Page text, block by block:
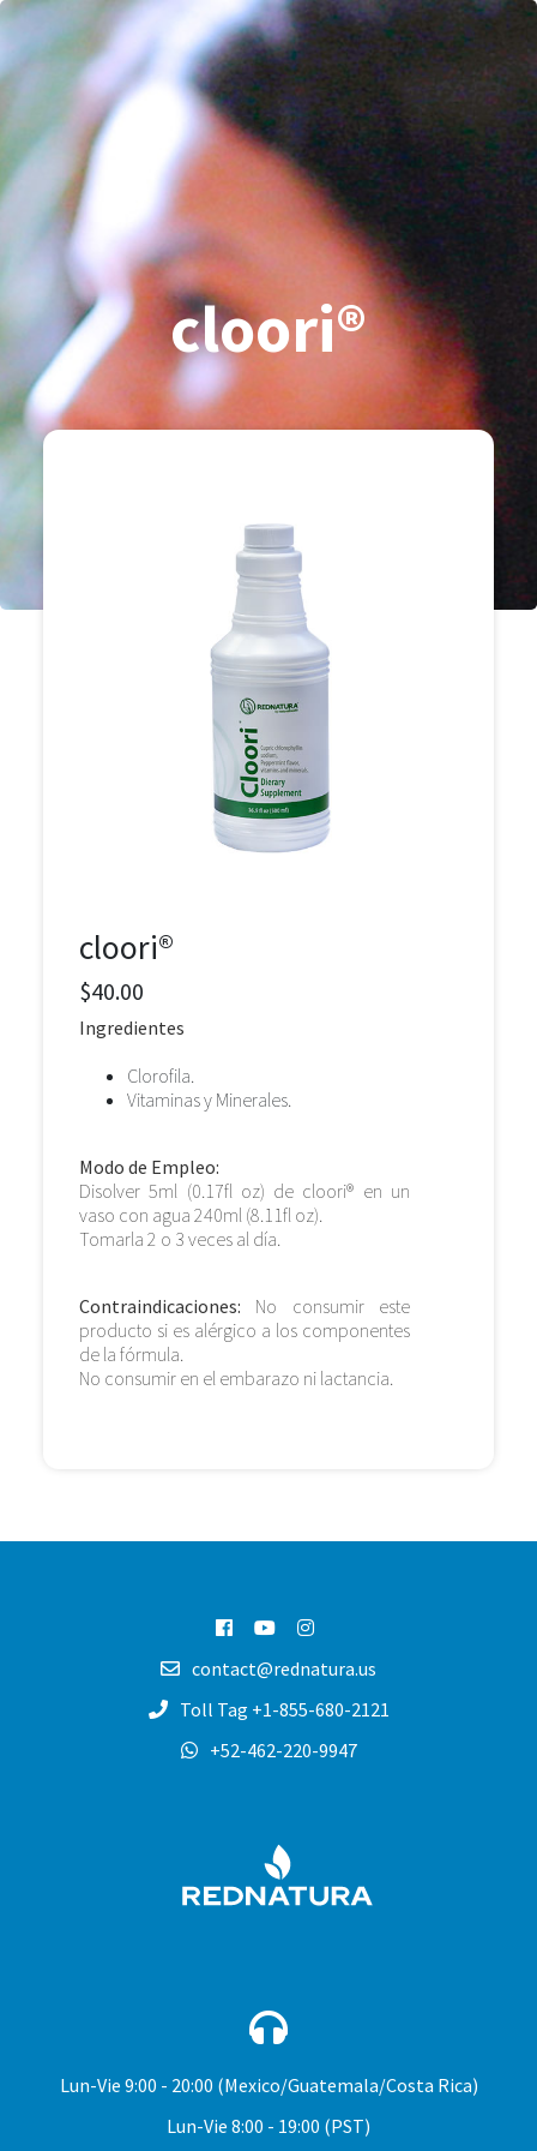
×
INICIO
CONÓCENOS
PRODUCTOS
NEGOCIO
OFICINA VIRTUAL
CAPACITACIÓN
CONTACTO
cloori®
cloori®
$40.00
Ingredientes
Clorofila.
Vitaminas y Minerales.
Modo de Empleo:
Disolver 5ml (0.17fl oz) de cloori® en un
vaso con agua 240ml (8.11fl oz).
Tomarla 2 o 3 veces al día.
Contraindicaciones: No consumir este
producto si es alérgico a los componentes
de la fórmula.
No consumir en el embarazo ni lactancia.
contact@rednatura.us
Toll Tag +1-855-680-2121
+52-462-220-9947
Lun-Vie 9:00 - 20:00 (Mexico/Guatemala/Costa Rica)
Lun-Vie 8:00 - 19:00 (PST)